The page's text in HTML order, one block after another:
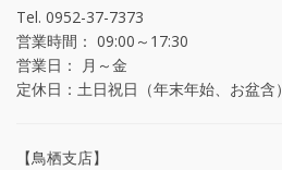
Tel. 0952-37-7373
営業時間： 09:00～17:30
営業日： 月～金
定休日：土日祝日（年末年始、お盆含）
【鳥栖支店】